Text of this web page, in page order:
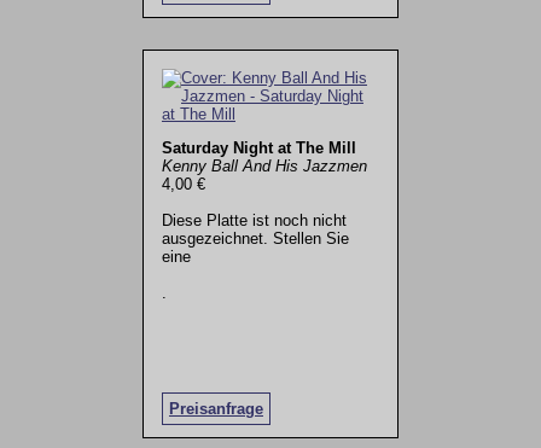
Saturday Night at The Mill
Kenny Ball And His Jazzmen
4,00 €
Diese Platte ist noch nicht
ausgezeichnet. Stellen Sie
eine
Preisanfrage